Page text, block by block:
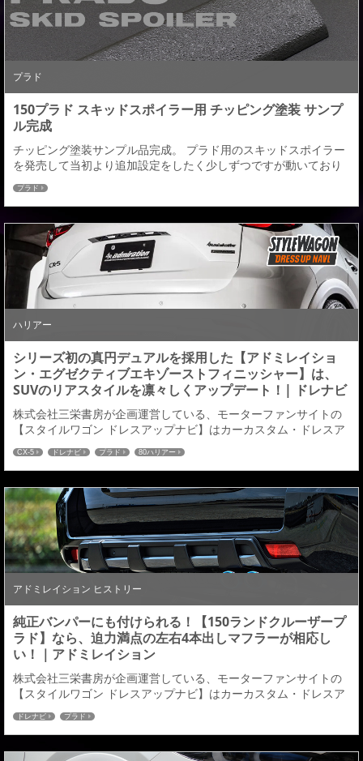
プラド
150プラド スキッドスポイラー用 チッピング塗装 サンプ
ル完成
チッピング塗装サンプル品完成。 プラド用のスキッドスポイラー
を発売して当初より追加設定をしたく少しずつですが動いており
ました【チッピング塗装】チッピング塗装のお問合せも少しずつ
増えてくる中、ようやく塗装サンプル品が出来上がってきまし
た。チッピングの凸凹の大きさ等、いくつかのサンプルより決定
しました。チッピングの雰囲気は画像の寸法サンプルやプラド用
のキーケースなどを比較して参考にしていただければと思...
プラド
ハリアー
シリーズ初の真円デュアルを採用した【アドミレイショ
ン・エグゼクティブエキゾーストフィニッシャー】は、
SUVのリアスタイルを凛々しくアップデート！| ドレナビ
株式会社三栄書房が企画運営している、モーターファンサイトの
【スタイルワゴン ドレスアップナビ】はカーカスタム・ドレスア
ップの発信型WEBサイト。 ドレナビにてエキゾーストマフラーの
記事が掲載されましたのでご紹介させていただきます。 ボディキ
ットとの抜群なフィッティング！ アドミレイションなら本格的な
交換タイプから手軽なカッターまでラインアップ充実！【イマド
キSUVにマストなマフラー選び #003】...
CX-5 ドレナビ プラド 80ハリアー
アドミレイション ヒストリー
純正バンパーにも付けられる！【150ランドクルーザープ
ラド】なら、迫力満点の左右4本出しマフラーが相応し
い！｜アドミレイション
株式会社三栄書房が企画運営している、モーターファンサイトの
【スタイルワゴン ドレスアップナビ】はカーカスタム・ドレスア
ップの発信型WEBサイト。 ドレナビにてランドクルーザープラド
の記事が掲載されましたのでご紹介させていただきます。 ブラン
ド初となるオフ系ボディキットを手がけた150ランドクルーザープ
ラドに、アドミレイションが新たに投入したアイテムが、左右4本
ドレナビ プラド